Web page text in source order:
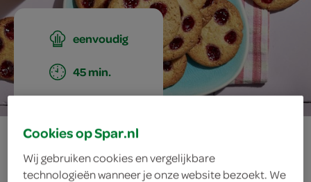
eenvoudig
45 min.
jamkoekjes
Cookies op Spar.nl
Wij gebruiken cookies en vergelijkbare
technologieën wanneer je onze website bezoekt. We